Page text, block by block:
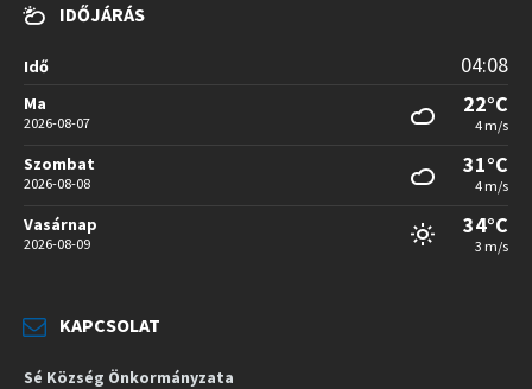
IDŐJÁRÁS
Idő 04:08
Ma
2026-08-07
22°C
4 m/s
Szombat
2026-08-08
31°C
4 m/s
Vasárnap
2026-08-09
34°C
3 m/s
KAPCSOLAT
Sé Község Önkormányzata